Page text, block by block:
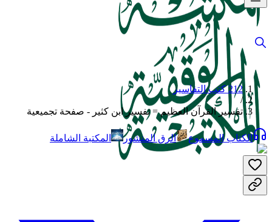
212 كتب التفاسير
/
تفسير القرآن العظيم = تفسير ابن كثير - صفحة تجميعية
الكتاب المسموع الرق المنشور المكتبة الشاملة